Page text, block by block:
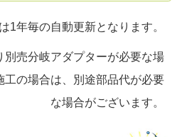
1年毎の自動更新となります。
売分岐アダプターが必要な場
工の場合は、別途部品代が必要
な場合がございます。